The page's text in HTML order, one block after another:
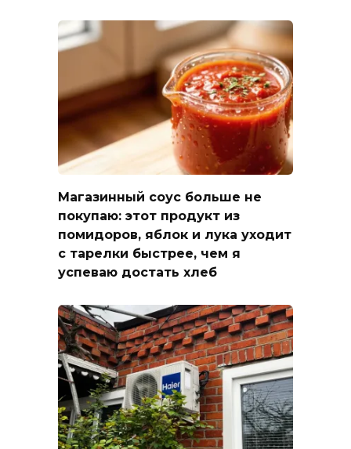
Магазинный соус больше не
покупаю: этот продукт из
помидоров, яблок и лука уходит
с тарелки быстрее, чем я
успеваю достать хлеб